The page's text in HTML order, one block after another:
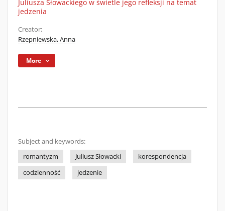
Juliusza Słowackiego w świetle jego refleksji na temat
jedzenia
Creator:
Rzepniewska, Anna
More
Subject and keywords:
romantyzm
Juliusz Słowacki
korespondencja
codzienność
jedzenie